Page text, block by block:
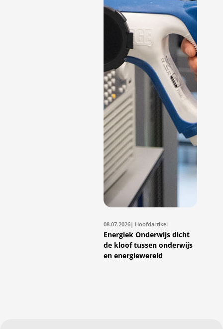
08.07.2026| Hoofdartikel
Energiek Onderwijs dicht
de kloof tussen onderwijs
en energiewereld